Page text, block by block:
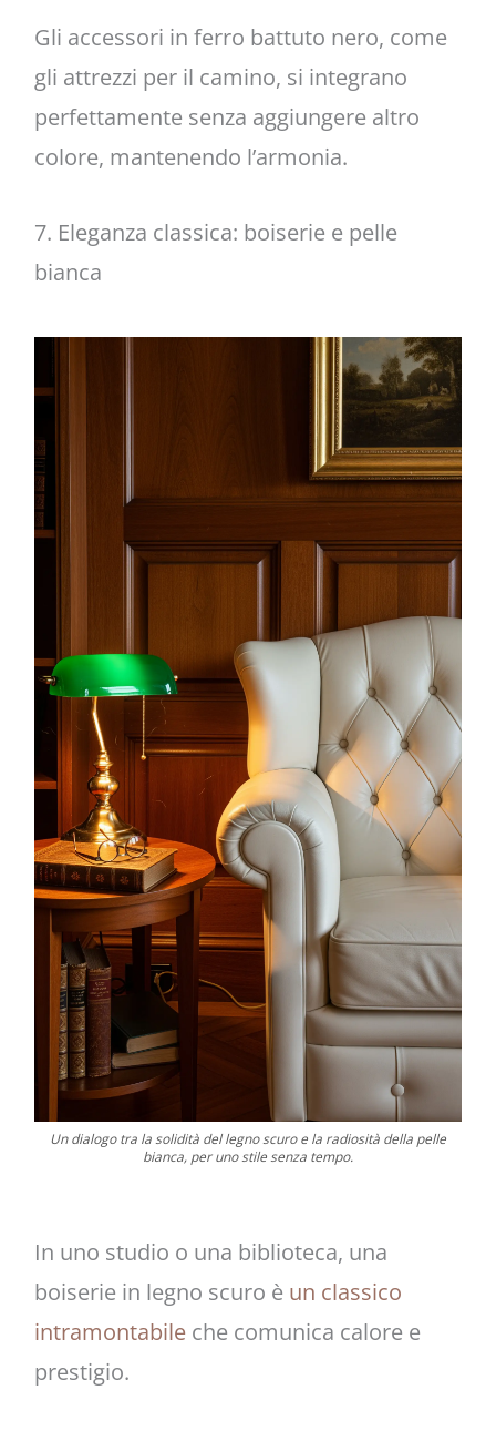
Gli accessori in ferro battuto nero, come
gli attrezzi per il camino, si integrano
perfettamente senza aggiungere altro
colore, mantenendo l’armonia.
7. Eleganza classica: boiserie e pelle
bianca
Un dialogo tra la solidità del legno scuro e la radiosità della pelle
bianca, per uno stile senza tempo.
In uno studio o una biblioteca, una
boiserie in legno scuro è un classico
intramontabileche comunica calore e
prestigio.